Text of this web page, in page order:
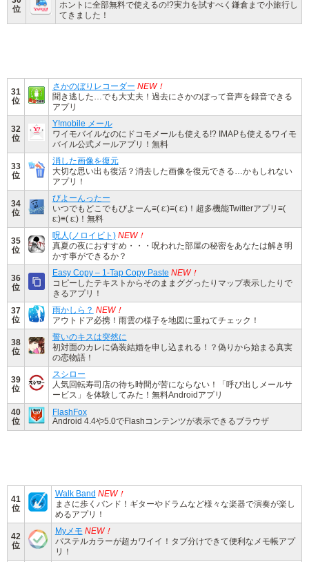
位
ホントに全部無料で使えるの!?実力を試すべく鎌倉まで小旅行し
てきました！
31
位
さかのぼりレコーダー NEW！
聞き逃した…でも大丈夫！過去にさかのぼって音声を録音できる
アプリ
32
位
Y!mobile メール
ワイモバイルなのにドコモメールも使える!? IMAPも使えるワイモ
バイル公式メールアプリ！無料
33
位
消した画像を復元
大切な思い出も復活？消去した画像を復元できる…かもしれない
アプリ！
34
位
びよーんったー
いつでもどこでもびよーん≡( ε:)≡( ε:)！超多機能Twitterアプリ≡(
ε:)≡( ε:)！無料
35
位
呪人(ノロイビト) NEW！
真夏の夜におすすめ・・・呪われた部屋の秘密をあなたは解き明
かす事ができるか？
36
位
Easy Copy – 1-Tap Copy Paste NEW！
コピーしたテキストからそのままググったりマップ表示したりで
きるアプリ！
37
位
雨かしら？ NEW！
アウトドア必携！雨雲の様子を地図に重ねてチェック！
38
位
誓いのキスは突然に
初対面のカレに偽装結婚を申し込まれる！？偽りから始まる真実
の恋物語！
39
位
スシロー
人気回転寿司店の待ち時間が苦にならない！「呼び出しメールサ
ービス」を体験してみた！無料Androidアプリ
40
位
FlashFox
Android 4.4や5.0でFlashコンテンツが表示できるブラウザ
41
位
Walk Band NEW！
まさに歩くバンド！ギターやドラムなど様々な楽器で演奏が楽し
めるアプリ！
42
位
Myメモ NEW！
パステルカラーが超カワイイ！タブ分けできて便利なメモ帳アプ
リ！